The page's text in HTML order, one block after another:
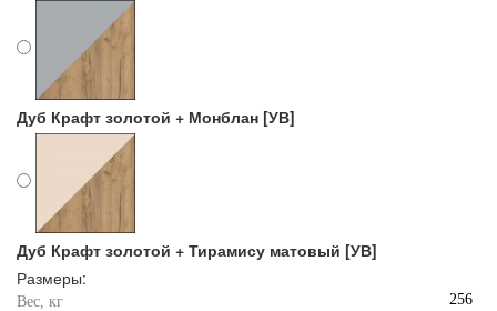
Дуб Крафт золотой + Монблан [УВ]
Дуб Крафт золотой + Тирамису матовый [УВ]
Размеры:
Вес, кг
256